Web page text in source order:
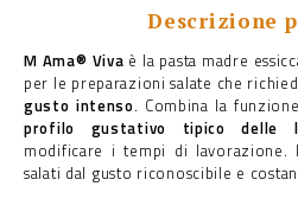
Descrizione
M Ama® Viva è la pasta madre
per le preparazioni salate che
gusto intenso. Combina la
profilo gustativo tipico delle
modificare i tempi di
salati dal gusto riconoscibile e